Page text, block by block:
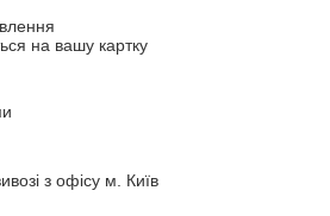
на вашу картку
з офісу м. Київ